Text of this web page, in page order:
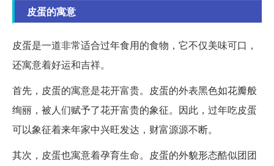
皮蛋的寓意
皮蛋是一道非常适合过年食用的食物，它不仅美味可口，
还寓意着好运和吉祥。
首先，皮蛋的寓意是花开富贵。皮蛋的外表黑色如花瓣般
绚丽，被人们赋予了花开富贵的象征。因此，过年吃皮蛋
可以象征着来年家中兴旺发达，财富源源不断。
其次，皮蛋也寓意着孕育生命。皮蛋的外貌形态酷似团团